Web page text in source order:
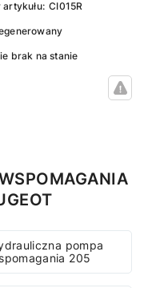
artykułu: CI015R
brak na stanie
pompa
205